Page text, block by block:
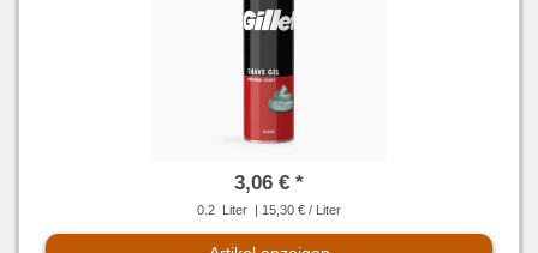
3,06 € *
0.2 Liter | 15,30 € / Liter